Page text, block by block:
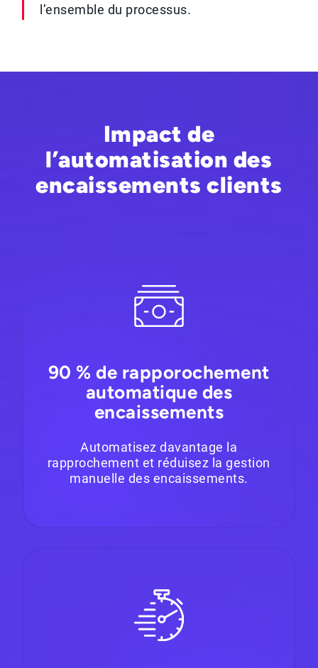
l’ensemble du processus.
Impact de
l’automatisation des
encaissements clients
90 % de rapporochement
automatique des
encaissements
Automatisez davantage la
rapprochement et réduisez la gestion
manuelle des encaissements.